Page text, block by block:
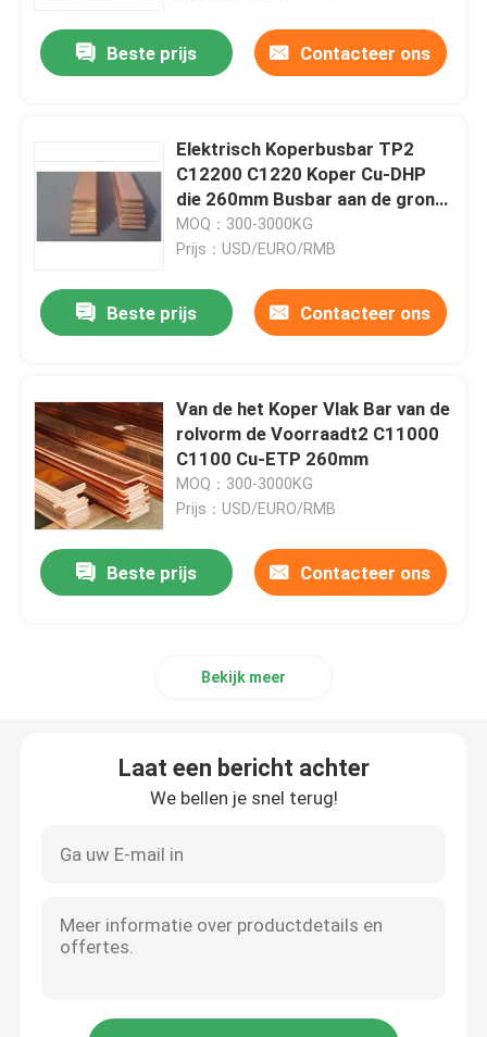
Ongeveer ons
Beste prijs Contacteer ons
Elektrisch Koperbusbar TP2
C12200 C1220 Koper Cu-DHP
die 260mm Busbar aan de grond
zetten
MOQ：300-3000KG
Prijs：USD/EURO/RMB
Beste prijs Contacteer ons
Van de het Koper Vlak Bar van de
rolvorm de Voorraadt2 C11000
C1100 Cu-ETP 260mm
MOQ：300-3000KG
Prijs：USD/EURO/RMB
Beste prijs Contacteer ons
Bekijk meer
Laat een bericht achter
We bellen je snel terug!